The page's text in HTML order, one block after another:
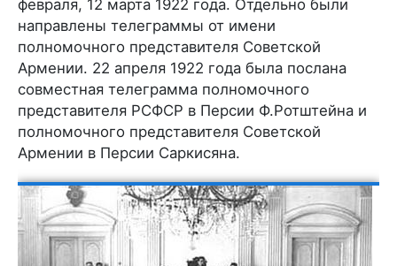
февраля, 12 марта 1922 года. Отдельно были
направлены телеграммы от имени
полномочного представителя Советской
Армении. 22 апреля 1922 года была послана
совместная телеграмма полномочного
представителя РСФСР в Персии Ф.Ротштейна и
полномочного представителя Советской
Армении в Персии Саркисяна.